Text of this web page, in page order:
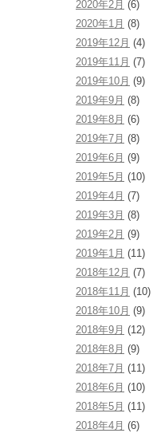
2020年2月 (6)
2020年1月 (8)
2019年12月 (4)
2019年11月 (7)
2019年10月 (9)
2019年9月 (8)
2019年8月 (6)
2019年7月 (8)
2019年6月 (9)
2019年5月 (10)
2019年4月 (7)
2019年3月 (8)
2019年2月 (9)
2019年1月 (11)
2018年12月 (7)
2018年11月 (10)
2018年10月 (9)
2018年9月 (12)
2018年8月 (9)
2018年7月 (11)
2018年6月 (10)
2018年5月 (11)
2018年4月 (6)